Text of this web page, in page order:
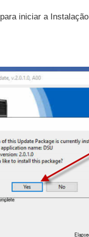
para iniciar a Instalação